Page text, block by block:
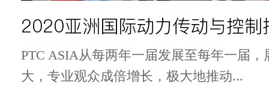
2020亚洲国际动力传动与控
PTC ASIA从每两年一届发展至每年一届
大，专业观众成倍增长，极大地推动...